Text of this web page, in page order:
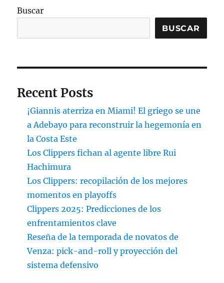
Buscar
BUSCAR
Recent Posts
¡Giannis aterriza en Miami! El griego se une
a Adebayo para reconstruir la hegemonía en
la Costa Este
Los Clippers fichan al agente libre Rui
Hachimura
Los Clippers: recopilación de los mejores
momentos en playoffs
Clippers 2025: Predicciones de los
enfrentamientos clave
Reseña de la temporada de novatos de
Venza: pick-and-roll y proyección del
sistema defensivo